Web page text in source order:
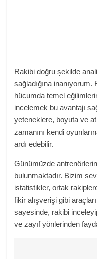
Rakibi doğru şekilde
sağladığına
hücumda temel
incelemek bu avantajı
yeteneklere, boyuta ve
zamanını kendi
ardı edebilir.
Günümüzde
bulunmaktadır. Bizim
istatistikler, ortak
fikir alışverişi gibi
sayesinde, rakibi
ve zayıf yönlerinden